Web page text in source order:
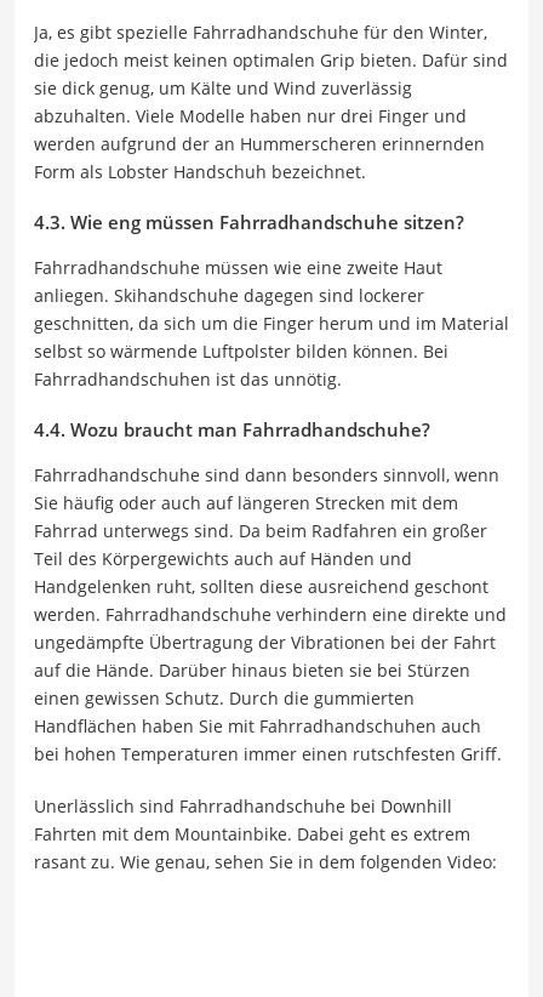
Ja, es gibt spezielle Fahrradhandschuhe für den Winter,
die jedoch meist keinen optimalen Grip bieten. Dafür sind
sie dick genug, um Kälte und Wind zuverlässig
abzuhalten. Viele Modelle haben nur drei Finger und
werden aufgrund der an Hummerscheren erinnernden
Form als Lobster Handschuh bezeichnet.
4.3. Wie eng müssen Fahrradhandschuhe sitzen?
Fahrradhandschuhe müssen wie eine zweite Haut
anliegen. Skihandschuhe dagegen sind lockerer
geschnitten, da sich um die Finger herum und im Material
selbst so wärmende Luftpolster bilden können. Bei
Fahrradhandschuhen ist das unnötig.
4.4. Wozu braucht man Fahrradhandschuhe?
Fahrradhandschuhe sind dann besonders sinnvoll, wenn
Sie häufig oder auch auf längeren Strecken mit dem
Fahrrad unterwegs sind. Da beim Radfahren ein großer
Teil des Körpergewichts auch auf Händen und
Handgelenken ruht, sollten diese ausreichend geschont
werden. Fahrradhandschuhe verhindern eine direkte und
ungedämpfte Übertragung der Vibrationen bei der Fahrt
auf die Hände. Darüber hinaus bieten sie bei Stürzen
einen gewissen Schutz. Durch die gummierten
Handflächen haben Sie mit Fahrradhandschuhen auch
bei hohen Temperaturen immer einen rutschfesten Griff.
Unerlässlich sind Fahrradhandschuhe bei Downhill
Fahrten mit dem Mountainbike. Dabei geht es extrem
rasant zu. Wie genau, sehen Sie in dem folgenden Video: